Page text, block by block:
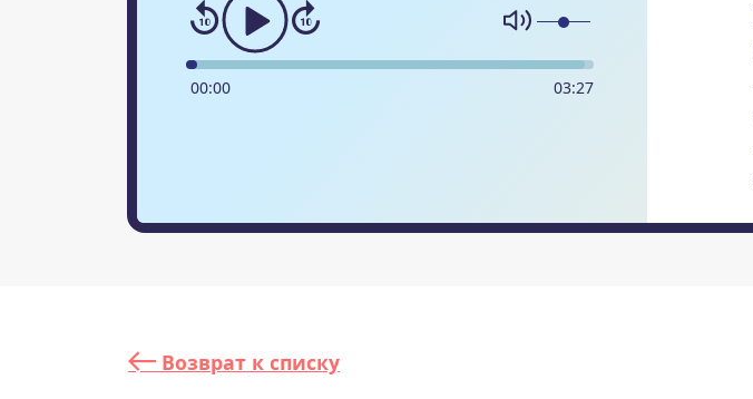
00:00 03:27
Возврат к списку